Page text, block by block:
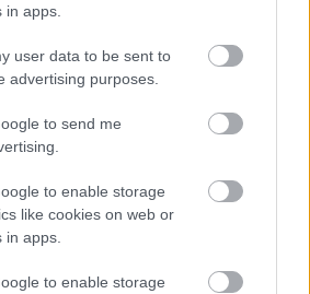
apps.
user data to be sent to
advertising purposes.
to send me
to enable storage
like cookies on web or
apps.
to enable storage
múlt Bicske vízellátása